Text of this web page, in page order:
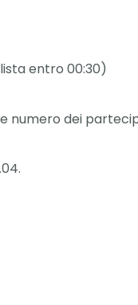
entro 00:30)
numero dei